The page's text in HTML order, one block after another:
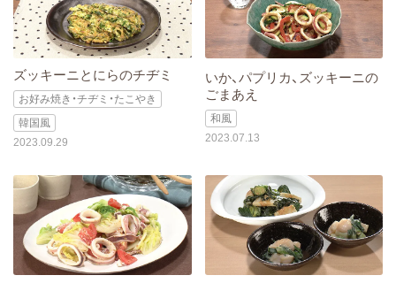
ズッキーニとにらのチヂミ
お好み焼き・チヂミ・たこやき
韓国風
2023.09.29
いか、パプリカ、ズッキーニの
ごまあえ
和風
2023.07.13